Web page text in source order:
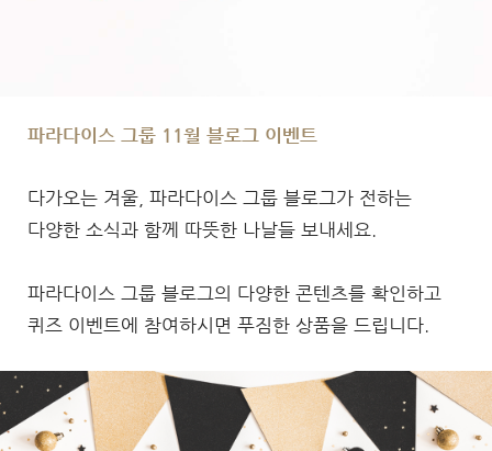
파라다이스 그룹 11월 블로그 이벤트
다가오는 겨울, 파라다이스 그룹 블로그가 전하는
다양한 소식과 함께 따뜻한 나날들 보내세요.
파라다이스 그룹 블로그의 다양한 콘텐츠를 확인하고
퀴즈 이벤트에 참여하시면 푸짐한 상품을 드립니다.